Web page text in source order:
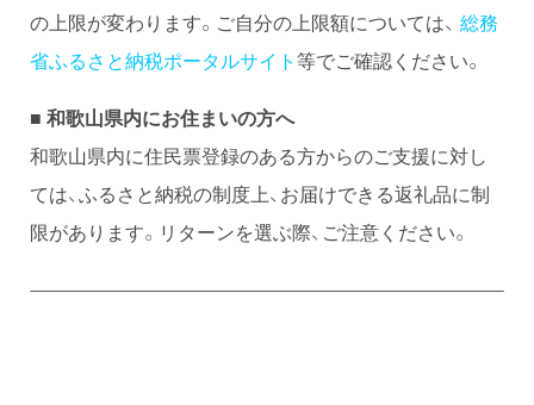
の上限が変わります。ご自分の上限額については、 総務
省ふるさと納税ポータルサイト 等でご確認ください。
■ 和歌山県内にお住まいの方へ
和歌山県内に住民票登録のある方からのご支援に対し
ては、ふるさと納税の制度上、お届けできる返礼品に制
限があります。リターンを選ぶ際、ご注意ください。